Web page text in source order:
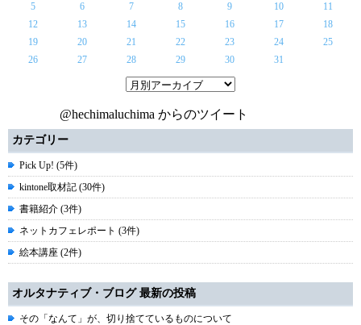
5
6 7 8 9 10
11
12
13 14 15 16 17
18
19
20 21 22 23 24
25
26
27 28 29 30 31
@hechimaluchima からのツイート
カテゴリー
Pick Up! (5件)
kintone取材記 (30件)
書籍紹介 (3件)
ネットカフェレポート (3件)
絵本講座 (2件)
オルタナティブ・ブログ 最新の投稿
その「なんて」が、切り捨てているものについて